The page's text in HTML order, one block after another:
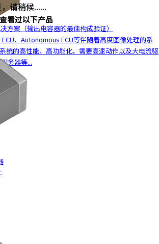
方案（输出电容器的最佳构成验证）
、Autonomous ECU等伴随着高度图像处理的系
统的高性能、高功能化，需要高速动作以及大电流驱
务器等...
请稍候......
看过以下产品